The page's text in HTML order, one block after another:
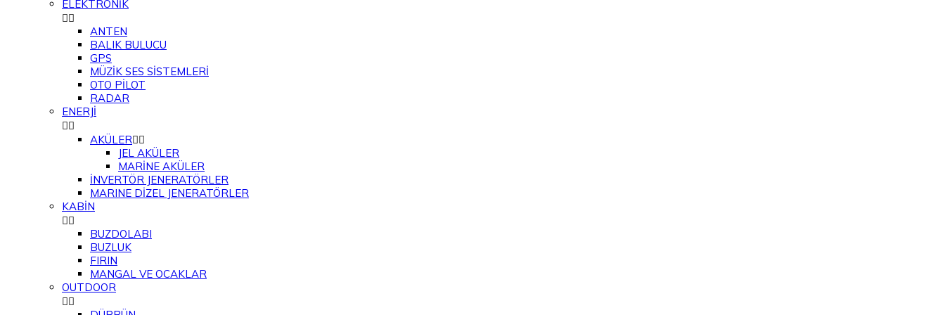
ELEKTRONİK

ANTEN
BALIK BULUCU
GPS
MÜZİK SES SİSTEMLERİ
OTO PİLOT
RADAR
ENERJİ

AKÜLER
JEL AKÜLER
MARİNE AKÜLER
İNVERTÖR JENERATÖRLER
MARINE DİZEL JENERATÖRLER
KABİN

BUZDOLABI
BUZLUK
FIRIN
MANGAL VE OCAKLAR
OUTDOOR
